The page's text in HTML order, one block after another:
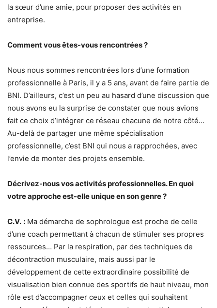
la sœur d’une amie, pour proposer des activités en
entreprise.
Comment vous êtes-vous rencontrées ?
Nous nous sommes rencontrées lors d’une formation
professionnelle à Paris, il y a 5 ans, avant de faire partie de
BNI. D’ailleurs, c’est un peu au hasard d’une discussion que
nous avons eu la surprise de constater que nous avions
fait ce choix d’intégrer ce réseau chacune de notre côté…
Au-delà de partager une même spécialisation
professionnelle, c’est BNI qui nous a rapprochées, avec
l’envie de monter des projets ensemble.
Décrivez-nous vos activités professionnelles. En quoi
votre approche est-elle unique en son genre ?
C.V. : Ma démarche de sophrologue est proche de celle
d’une coach permettant à chacun de stimuler ses propres
ressources… Par la respiration, par des techniques de
décontraction musculaire, mais aussi par le
développement de cette extraordinaire possibilité de
visualisation bien connue des sportifs de haut niveau, mon
rôle est d’accompagner ceux et celles qui souhaitent